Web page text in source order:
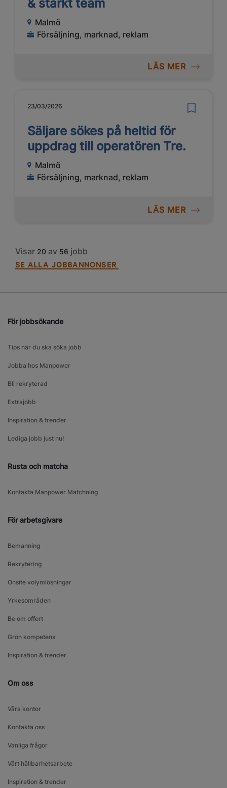
& starkt team
Malmö
Försäljning, marknad, reklam
LÄS MER
23/03/2026
Säljare sökes på heltid för
uppdrag till operatören Tre.
Malmö
Försäljning, marknad, reklam
LÄS MER
Visar 20 av 56 jobb
SE ALLA JOBBANNONSER
För jobbsökande
Tips när du ska söka jobb
Jobba hos Manpower
Bli rekryterad
Extrajobb
Inspiration & trender
Lediga jobb just nu!
Rusta och matcha
Kontakta Manpower Matchning
För arbetsgivare
Bemanning
Rekrytering
Onsite volymlösningar
Yrkesområden
Be om offert
Grön kompetens
Inspiration & trender
Om oss
Våra kontor
Kontakta oss
Vanliga frågor
Vårt hållbarhetsarbete
Inspiration & trender